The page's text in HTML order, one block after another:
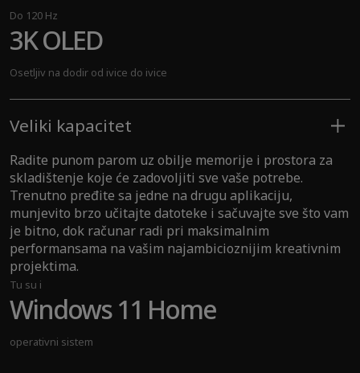
Performanse VI na uređaju
Više od
300
Do 120 Hz
3K OLED
Osetljiv na dodir od ivice do ivice
Veliki kapacitet
Radite punom parom uz obilje memorije i prostora za
skladištenje koje će zadovoljiti sve vaše potrebe.
Trenutno pređite sa jedne na drugu aplikaciju,
munjevito brzo učitajte datoteke i sačuvajte sve što vam
je bitno, dok računar radi pri maksimalnim
performansama na vašim najambicioznijim kreativnim
projektima.
Tu su i
Windows 11 Home
operativni sistem